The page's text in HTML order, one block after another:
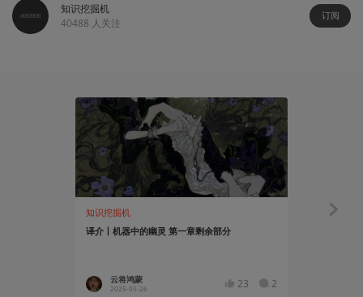
知识挖掘机
40488 人关注
订阅
知识挖掘机
译介丨机器中的幽灵 第一章剩余部分
云将鸿蒙
2025-05-26 23 2
游戏茶话会